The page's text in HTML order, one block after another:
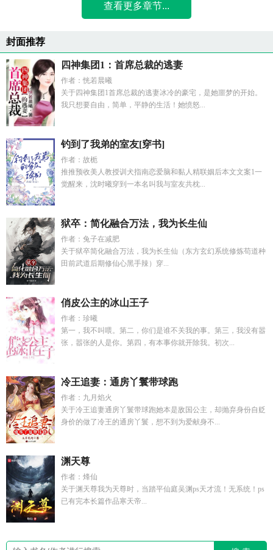
查看更多章节...
封面推荐
四神集团1：首席总裁的逃妻
作者：恍若晨曦
关于四神集团1首席总裁的逃妻冰冷的豪宅，是她噩梦的开始。
我只想要自由，简单，平静的生活！她愤怒...
钓到了我弟的室友[穿书]
作者：故栀
推推预收美人教授训犬指南恋爱脑和黏人精联姻后本文文案1一
觉醒来，沈时曦穿到一本名叫我与室友共枕...
狱卒：简化融合万法，我为长生仙
作者：兔子在减肥
关于狱卒简化融合万法，我为长生仙（东方玄幻系统修炼苟道种
田前武道后期修仙心黑手辣）穿...
俏皮公主的冰山王子
作者：珍曦
第一，我不叫喂。第二，你们是谁不关我的事。第三，我没有嚣
张，嚣张的人是你。第四，有本事你就开除我。初次...
冷王追妻：通房丫鬟带球跑
作者：九月焰火
关于冷王追妻通房丫鬟带球跑她本是敌国公主，却抛弃身份自贬
身价的做了冷王的通房丫鬟，想不到为爱献身不...
渊天尊
作者：烽仙
关于渊天尊我为天尊时，当踏平仙庭吴渊ps天才流！无系统！ps
已有完本长篇作品寒天帝...